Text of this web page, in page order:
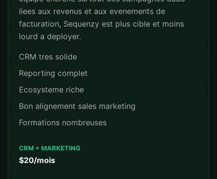
liees aux revenus et aux evenements de
facturation, Sequenzy est plus cible et moins
lourd a deployer.
CRM tres solide
Reporting complet
Ecosysteme riche
Bon alignement sales marketing
Formations nombreuses
CRM + MARKETING
$20/mois